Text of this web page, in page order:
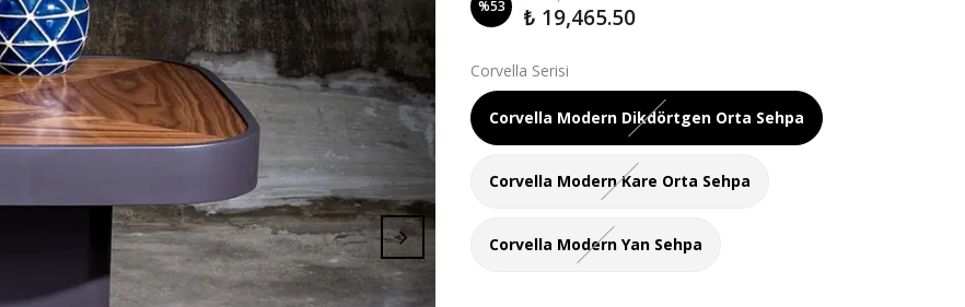
%53 ₺ 19,465.50
Corvella Serisi
Corvella Modern Dikdörtgen Orta Sehpa
Corvella Modern Kare Orta Sehpa
Corvella Modern Yan Sehpa